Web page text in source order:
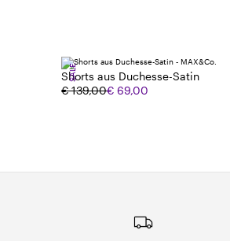
Shorts aus Duchesse-Satin
€ 139,00€ 69,00
SALE